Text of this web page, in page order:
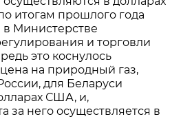
итогам прошлого года
Министерстве
и торговли
это коснулось
цена на природный газ,
для Беларуси
США, и,
за него осуществляется в